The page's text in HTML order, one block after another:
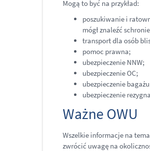
Mogą to być na przykład:
poszukiwanie i
mógł znaleźć
transport dla osób
pomoc prawna;
ubezpieczenie NNW;
ubezpieczenie OC;
ubezpieczenie
ubezpieczenie
Ważne OWU
Wszelkie informacje na
zwrócić uwagę na